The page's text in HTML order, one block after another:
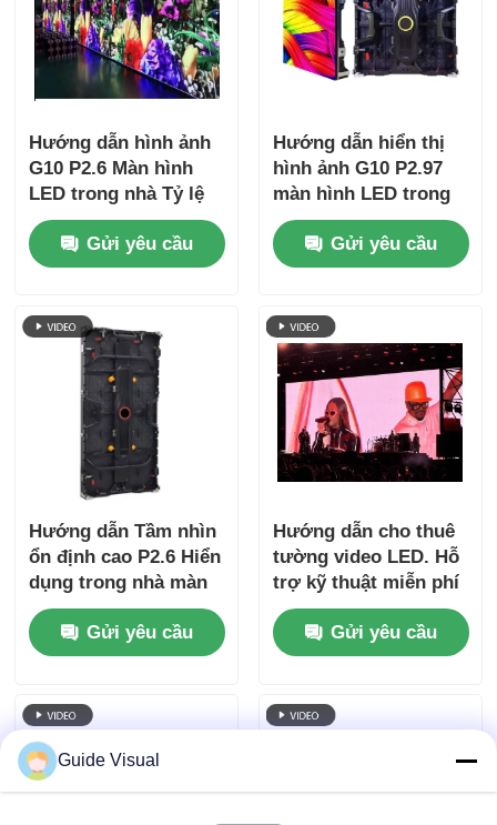
Hướng dẫn hình ảnh
G10 P2.6 Màn hình
LED trong nhà Tỷ lệ
làm mới cao cho ứng
dụng sân khấu
chuyên nghiệp
Gửi yêu cầu
Hướng dẫn hiển thị
hình ảnh G10 P2.97
màn hình LED trong
nhà
Gửi yêu cầu
Hướng dẫn Tầm nhìn
ổn định cao P2.6 Hiển
dụng trong nhà màn
hình LED cho các
buổi hòa nhạc, hỗ trợ
điện kép 7680Hz CE
Gửi yêu cầu
Hướng dẫn cho thuê
tường video LED. Hỗ
trợ kỹ thuật miễn phí
& vận chuyển toàn
cầu
Gửi yêu cầu
Guide Visual